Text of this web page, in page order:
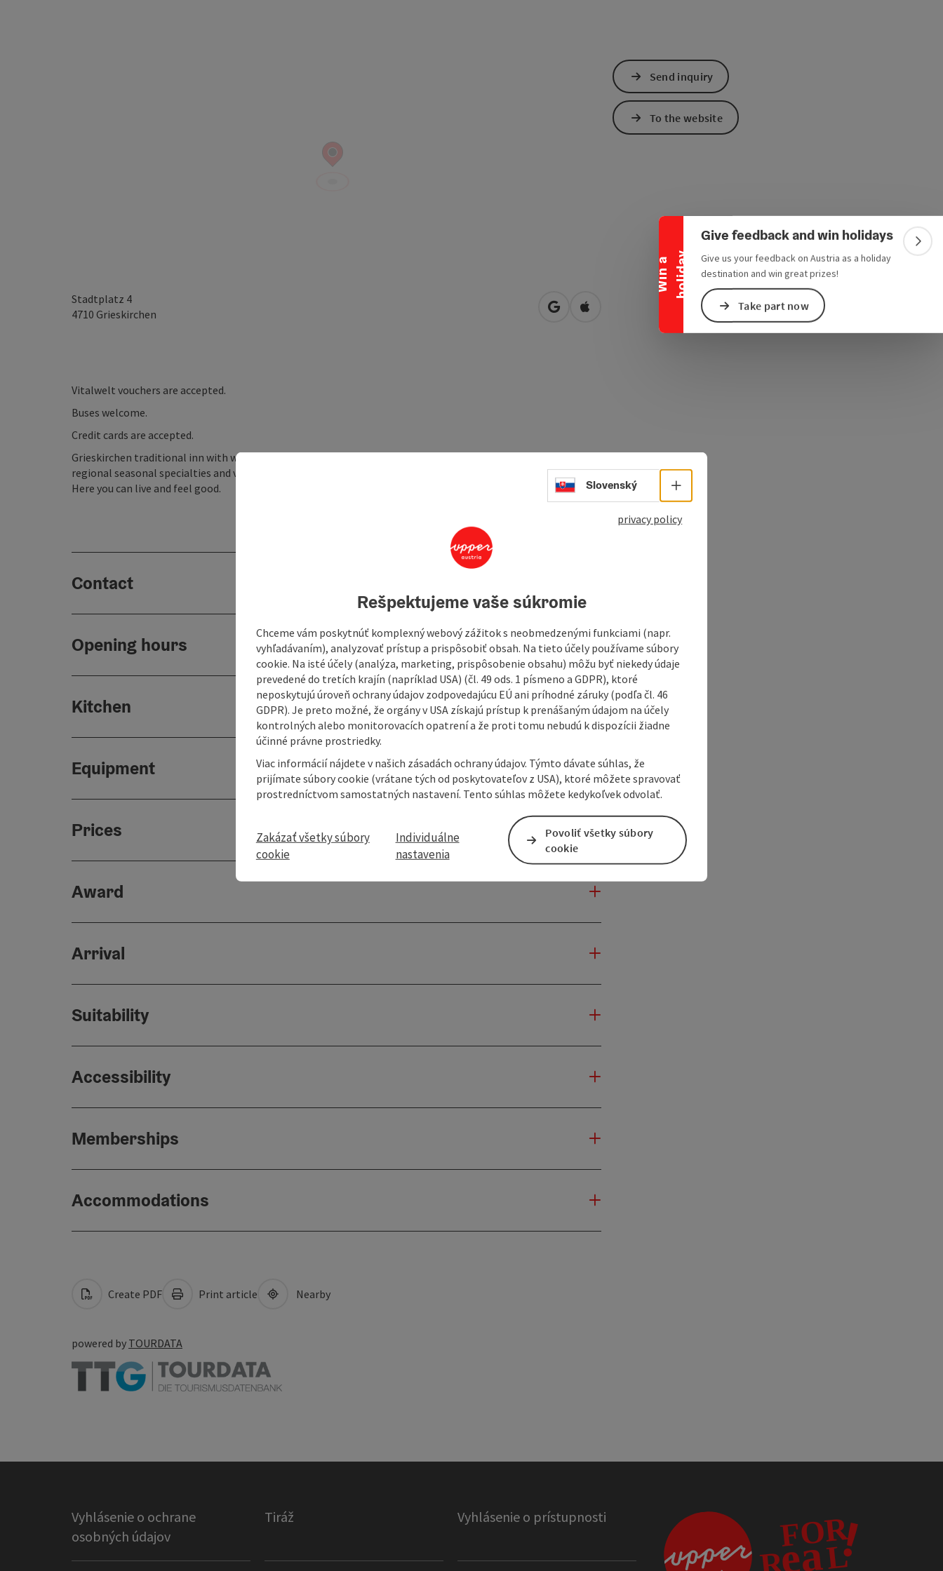
W
i
n
a
h
o
l
i
d
a y
Collapse banner Give feedback and win holidays
Give us your feedback on Austria as a holiday
destination and win great prizes!
Take part now
Stadtplatz 4
4710 Grieskirchen open in Google Maps
Open in Apple Maps
Vitalwelt vouchers are accepted.
Buses welcome.
Credit cards are accepted.
Grieskirchen traditional inn with wood-paneled guest room, family atmosphere and a chef who spoils with
regional seasonal specialties and varied home cooking.
Here you can live and feel good.
Contact
Opening hours
Kitchen
Equipment
Prices
Award
Arrival
Suitability
Accessibility
Memberships
Accommodations
Send inquiry
To the website
Create PDF Print article Nearby
powered by TOURDATA
Vyhlásenie o ochrane
osobných údajov
Tiráž Vyhlásenie o prístupnosti
Select language - Open menu
Slovenský
privacy policy
Rešpektujeme vaše súkromie
Chceme vám poskytnúť komplexný webový zážitok s neobmedzenými funkciami (napr.
vyhľadávaním), analyzovať prístup a prispôsobiť obsah. Na tieto účely používame súbory
cookie. Na isté účely (analýza, marketing, prispôsobenie obsahu) môžu byť niekedy údaje
prevedené do tretích krajín (napríklad USA) (čl. 49 ods. 1 písmeno a GDPR), ktoré
neposkytujú úroveň ochrany údajov zodpovedajúcu EÚ ani príhodné záruky (podľa čl. 46
GDPR). Je preto možné, že orgány v USA získajú prístup k prenášaným údajom na účely
kontrolných alebo monitorovacích opatrení a že proti tomu nebudú k dispozícii žiadne
účinné právne prostriedky.
Viac informácií nájdete v našich zásadách ochrany údajov. Týmto dávate súhlas, že
prijímate súbory cookie (vrátane tých od poskytovateľov z USA), ktoré môžete spravovať
prostredníctvom samostatných nastavení. Tento súhlas môžete kedykoľvek odvolať.
Zakázať všetky súbory
cookie
Individuálne
nastavenia
Povoliť všetky súbory
cookie